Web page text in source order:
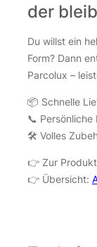
der
Du willst ein
Form? Dann
Parcolux –
📦 Schnelle
📞 Persönliche
🛠️ Volles
👉 Zur
👉 Übersicht: